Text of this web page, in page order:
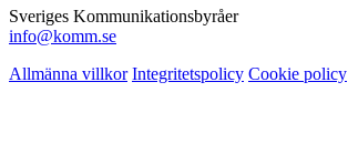
Sveriges Kommunikationsbyråer
info@komm.se
Allmänna villkor Integritetspolicy Cookie policy